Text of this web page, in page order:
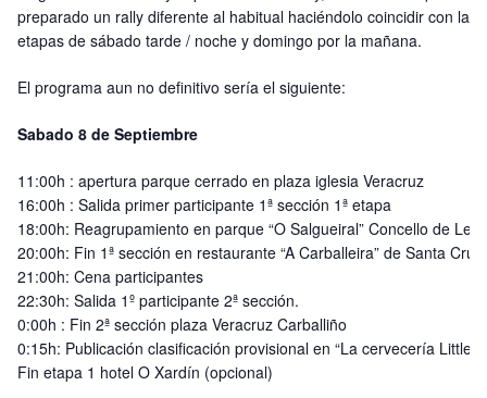
preparado un rally diferente al habitual haciéndolo coincidir con
etapas de sábado tarde / noche y domingo por la mañana.
El programa aun no definitivo sería el siguiente:
Sabado 8 de Septiembre
11:00h : apertura parque cerrado en plaza iglesia Veracruz
16:00h : Salida primer participante 1ª sección 1ª etapa
18:00h: Reagrupamiento en parque “O Salgueiral” Concello de
20:00h: Fin 1ª sección en restaurante “A Carballeira” de Santa Cruz.
21:00h: Cena participantes
22:30h: Salida 1º participante 2ª sección.
0:00h : Fin 2ª sección plaza Veracruz Carballiño
0:15h: Publicación clasificación provisional en “La cervecería Little
Fin etapa 1 hotel O Xardín (opcional)